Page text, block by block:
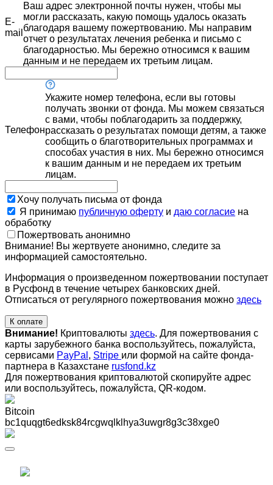
E-
mail
Ваш адрес электронной почты нужен, чтобы мы
могли рассказать, какую помощь удалось оказать
благодаря вашему пожертвованию. Мы направим
отчет о результатах лечения ребенка и письмо с
благодарностью. Мы бережно относимся к вашим
данным и не передаем их третьим лицам.
Телефон
Укажите номер телефона, если вы готовы
получать звонки от фонда. Мы можем связаться
с вами, чтобы поблагодарить за поддержку,
рассказать о результатах помощи детям, а также
сообщить о благотворительных программах и
способах участия в них. Мы бережно относимся
к вашим данным и не передаем их третьим
лицам.
Хочу получать письма от фонда
Я принимаю публичную оферту и даю согласие на
обработку
Пожертвовать анонимно
Внимание! Вы жертвуете анонимно, следите за
информацией самостоятельно.
Информация о произведенном пожертвовании поступает
в Русфонд в течение четырех банковских дней.
Отписаться от регулярного пожертвования можно здесь
К оплате
Внимание! Криптовалюты здесь. Для пожертвования с
карты зарубежного банка воспользуйтесь, пожалуйста,
сервисами PayPal , Stripe или формой на сайте фонда-
партнера в Казахстане rusfond.kz
Для пожертвования криптовалютой скопируйте адрес
или воспользуйтесь, пожалуйста, QR-кодом.
Bitcoin
bc1quqgt6edksk84rcgwqlklhya3uwgr8g3c38xge0